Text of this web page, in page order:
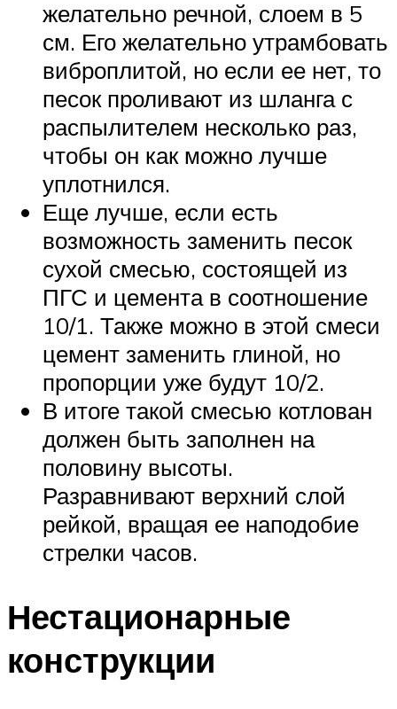
желательно речной, слоем в 5
см. Его желательно утрамбовать
виброплитой, но если ее нет, то
песок проливают из шланга с
распылителем несколько раз,
чтобы он как можно лучше
уплотнился.
Еще лучше, если есть
возможность заменить песок
сухой смесью, состоящей из
ПГС и цемента в соотношение
10/1. Также можно в этой смеси
цемент заменить глиной, но
пропорции уже будут 10/2.
В итоге такой смесью котлован
должен быть заполнен на
половину высоты.
Разравнивают верхний слой
рейкой, вращая ее наподобие
стрелки часов.
Нестационарные
конструкции